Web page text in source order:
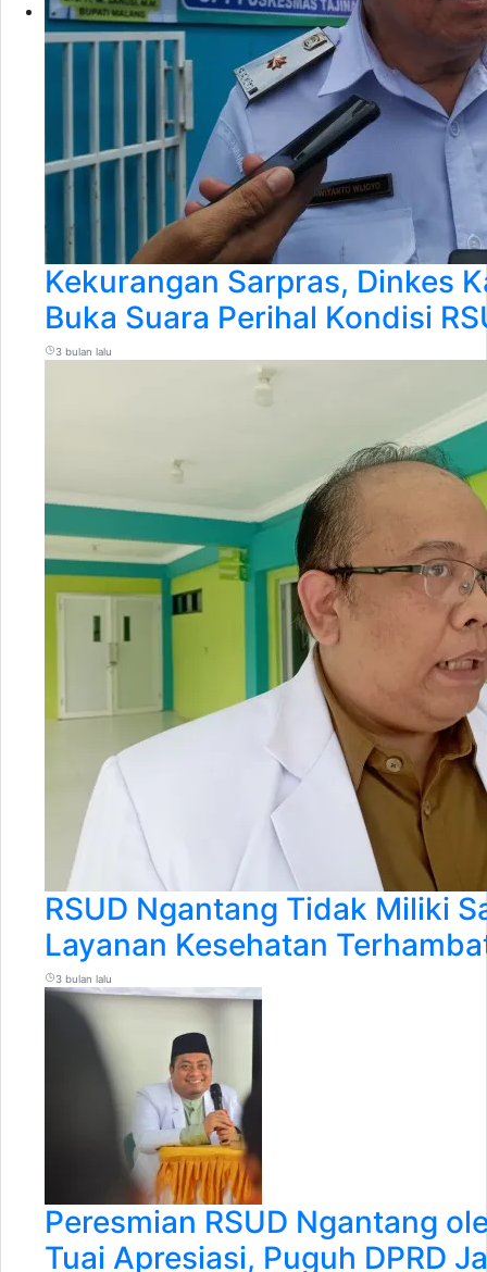
Kekurangan Sarpras, Dinkes
Buka Suara Perihal Kondisi
3 bulan lalu
RSUD Ngantang Tidak Miliki
Layanan Kesehatan
3 bulan lalu
Peresmian RSUD Ngantang
Tuai Apresiasi, Puguh DPRD